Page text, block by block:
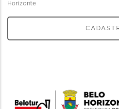
Horizonte